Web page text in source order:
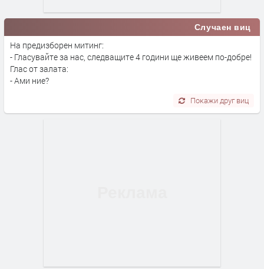
Случаен виц
На предизборен митинг:
- Гласувайте за нас, следващите 4 години ще живеем по-добре!
Глас от залата:
- Ами ние?
Покажи друг виц